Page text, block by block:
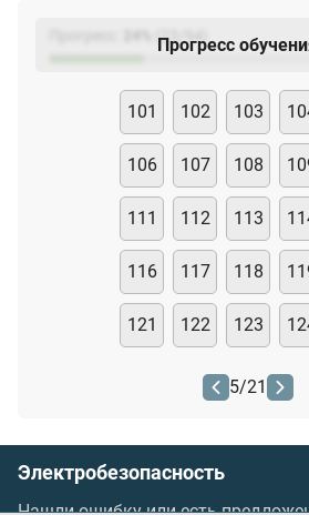
(23
Прогресс
101 102 103
106 107 108
111 112 113
116 117 118
121 122 123
5/21
Электробезопасность